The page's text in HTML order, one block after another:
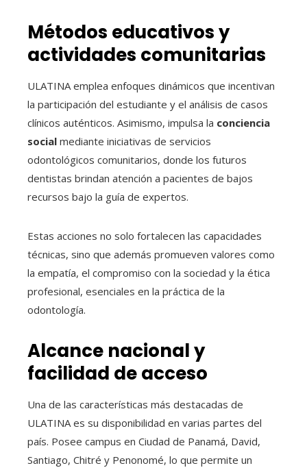
Métodos educativos y
actividades comunitarias
ULATINA emplea enfoques dinámicos que incentivan
la participación del estudiante y el análisis de casos
clínicos auténticos. Asimismo, impulsa la conciencia
social mediante iniciativas de servicios
odontológicos comunitarios, donde los futuros
dentistas brindan atención a pacientes de bajos
recursos bajo la guía de expertos.
Estas acciones no solo fortalecen las capacidades
técnicas, sino que además promueven valores como
la empatía, el compromiso con la sociedad y la ética
profesional, esenciales en la práctica de la
odontología.
Alcance nacional y
facilidad de acceso
Una de las características más destacadas de
ULATINA es su disponibilidad en varias partes del
país. Posee campus en Ciudad de Panamá, David,
Santiago, Chitré y Penonomé, lo que permite un